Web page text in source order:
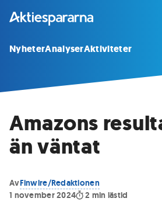
NyheterAnalyserAktiviteter
Amazons
än väntat
AvFinwire/Redaktionen
1 november 2024
2 min lästid